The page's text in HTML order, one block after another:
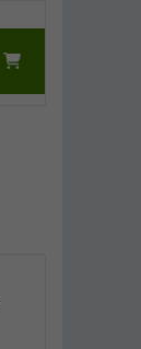
44,
PVP 49,99 €